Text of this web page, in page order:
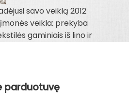
savo veiklą 2012
veikla: prekyba
gaminiais iš lino ir
parduotuvę